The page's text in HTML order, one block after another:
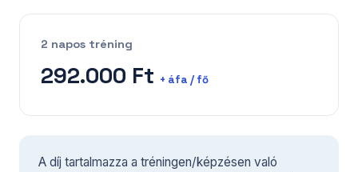
2 napos tréning
292.000 Ft + áfa / fő
A díj tartalmazza a tréningen/képzésen való